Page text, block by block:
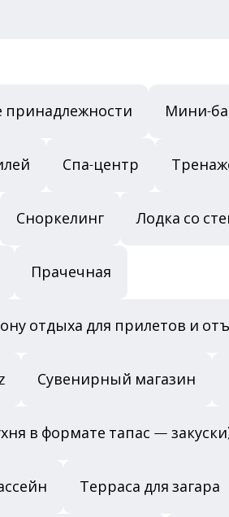
принадлежности Мини-
Спа-центр
Сноркелинг Лодка со
Прачечная
отдыха для прилетов и
Сувенирный магазин
в формате тапас —
Терраса для загара